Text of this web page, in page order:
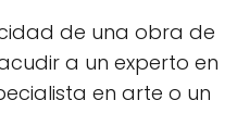
de una obra de
a un experto en
en arte o un